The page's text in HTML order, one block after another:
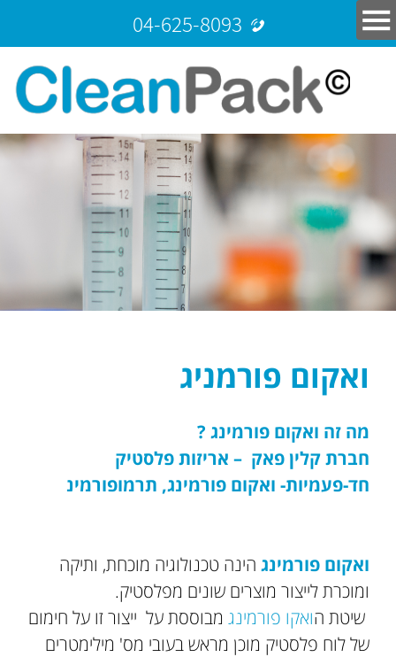
04-625-8093
ואקום פורמניג
מה זה ואקום פורמינג ?
חברת קלין פאק – אריזות פלסטיק
חד-פעמיות- ואקום פורמינג, תרמופורמינ
ואקום פורמינג הינה טכנולוגיה מוכחת, ותיקה
ומוכרת לייצור מוצרים שונים מפלסטיק.
שיטת הואקו פורמינג מבוססת על ייצור זו על חימום
של לוח פלסטיק מוכן מראש בעובי מס' מילימטרים